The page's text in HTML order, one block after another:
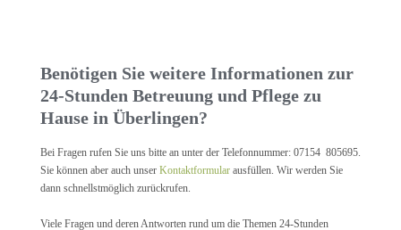
Benötigen Sie weitere Informationen zur
24-Stunden Betreuung und Pflege zu
Hause in Überlingen?
Bei Fragen rufen Sie uns bitte an unter der Telefonnummer: 07154 805695.
Sie können aber auch unser Kontaktformular ausfüllen. Wir werden Sie
dann schnellstmöglich zurückrufen.
Viele Fragen und deren Antworten rund um die Themen 24-Stunden